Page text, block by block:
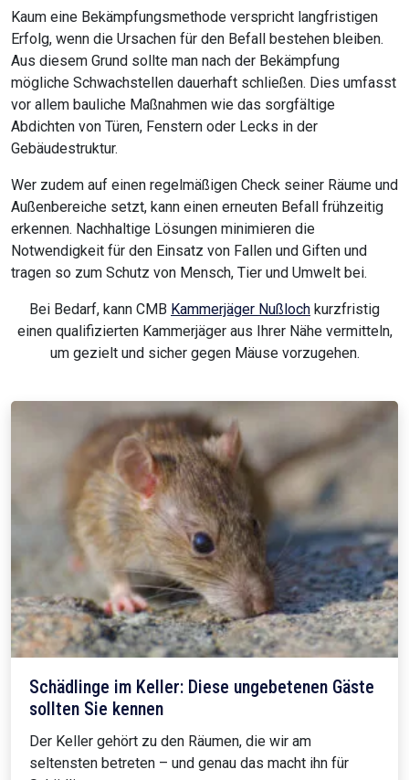
Kaum eine Bekämpfungsmethode verspricht langfristigen
Erfolg, wenn die Ursachen für den Befall bestehen bleiben.
Aus diesem Grund sollte man nach der Bekämpfung
mögliche Schwachstellen dauerhaft schließen. Dies umfasst
vor allem bauliche Maßnahmen wie das sorgfältige
Abdichten von Türen, Fenstern oder Lecks in der
Gebäudestruktur.
Wer zudem auf einen regelmäßigen Check seiner Räume und
Außenbereiche setzt, kann einen erneuten Befall frühzeitig
erkennen. Nachhaltige Lösungen minimieren die
Notwendigkeit für den Einsatz von Fallen und Giften und
tragen so zum Schutz von Mensch, Tier und Umwelt bei.
Bei Bedarf, kann CMB Kammerjäger Nußloch kurzfristig
einen qualifizierten Kammerjäger aus Ihrer Nähe vermitteln,
um gezielt und sicher gegen Mäuse vorzugehen.
Schädlinge im Keller: Diese ungebetenen Gäste
sollten Sie kennen
Der Keller gehört zu den Räumen, die wir am
seltensten betreten – und genau das macht ihn für